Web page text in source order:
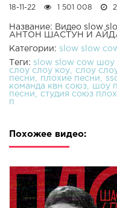
18-11-22 1 501 008
Название: Видео slow
АНТОН ШАСТУН И
Категории: slow slow
Теги: slow slow cow шоу
слоу слоу коу
слоу
песни
плохие песни
команда квн союз
шоу
песни
студия союз
п
Похожее видео: